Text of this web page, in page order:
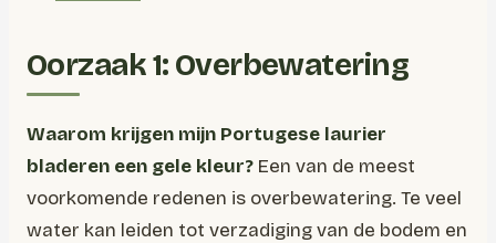
Oorzaak 1: Overbewatering
Waarom krijgen mijn Portugese laurier
bladeren een gele kleur? Een van de meest
voorkomende redenen is overbewatering. Te veel
water kan leiden tot verzadiging van de bodem en